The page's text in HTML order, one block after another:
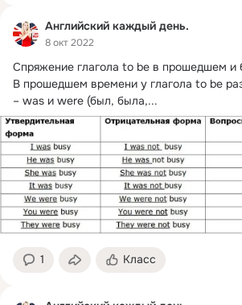
Английский каждый день.
8 окт 2022
Спряжение глагола to be в прошедшем
В прошедшем времени у глагола to be
– was и were (был, была,...
1 Класс